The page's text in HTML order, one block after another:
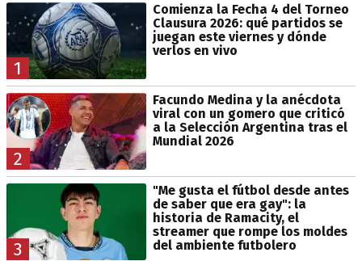
1
Comienza la Fecha 4 del Torneo
Clausura 2026: qué partidos se
juegan este viernes y dónde
verlos en vivo
2
Facundo Medina y la anécdota
viral con un gomero que criticó
a la Selección Argentina tras el
Mundial 2026
3
"Me gusta el fútbol desde antes
de saber que era gay": la
historia de Ramacity, el
streamer que rompe los moldes
del ambiente futbolero